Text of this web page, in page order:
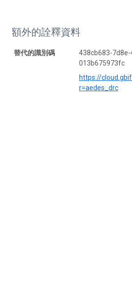
額外的詮釋資料
替代的識別碼
438cb683-
013b675973fc
https://
r=aedes_drc